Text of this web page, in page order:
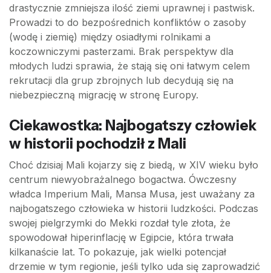
drastycznie zmniejsza ilość ziemi uprawnej i pastwisk.
Prowadzi to do bezpośrednich konfliktów o zasoby
(wodę i ziemię) między osiadłymi rolnikami a
koczowniczymi pasterzami. Brak perspektyw dla
młodych ludzi sprawia, że stają się oni łatwym celem
rekrutacji dla grup zbrojnych lub decydują się na
niebezpieczną migrację w stronę Europy.
Ciekawostka: Najbogatszy człowiek
w historii pochodził z Mali
Choć dzisiaj Mali kojarzy się z biedą, w XIV wieku było
centrum niewyobrażalnego bogactwa. Ówczesny
władca Imperium Mali, Mansa Musa, jest uważany za
najbogatszego człowieka w historii ludzkości. Podczas
swojej pielgrzymki do Mekki rozdał tyle złota, że
spowodował hiperinflację w Egipcie, która trwała
kilkanaście lat. To pokazuje, jak wielki potencjał
drzemie w tym regionie, jeśli tylko uda się zaprowadzić